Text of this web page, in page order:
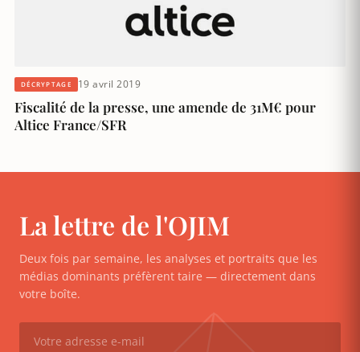
DÉCRYPTAGE 19 avril 2019
Fiscalité de la presse, une amende de 31M€ pour
Altice France/SFR
La lettre de l'OJIM
Deux fois par semaine, les analyses et portraits que les
médias dominants préfèrent taire — directement dans
votre boîte.